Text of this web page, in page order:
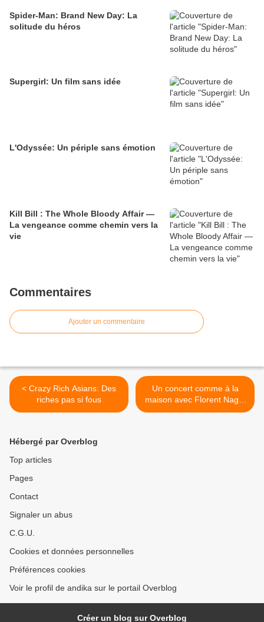
Spider-Man: Brand New Day: La
solitude du héros
Supergirl: Un film sans idée
L'Odyssée: Un périple sans émotion
Kill Bill : The Whole Bloody Affair —
La vengeance comme chemin vers la
vie
Commentaires
Ajouter un commentaire
< Crazy Rich Asians: Des
riches pas si fous
Un concert comme à la
maison avec Florent Nagel
et son livre pour piano >
Hébergé par Overblog
Top articles
Pages
Contact
Signaler un abus
C.G.U.
Cookies et données personnelles
Préférences cookies
Voir le profil de andika sur le portail Overblog
Créer un blog sur Overblog